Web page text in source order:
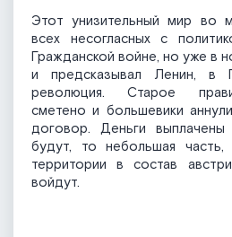
Этот унизительный мир во
всех несогласных с
Гражданской войне, но уже в
и предсказывал Ленин, в
революция. Старое
сметено и большевики
договор. Деньги
будут, то небольшая
территории в состав
войдут.